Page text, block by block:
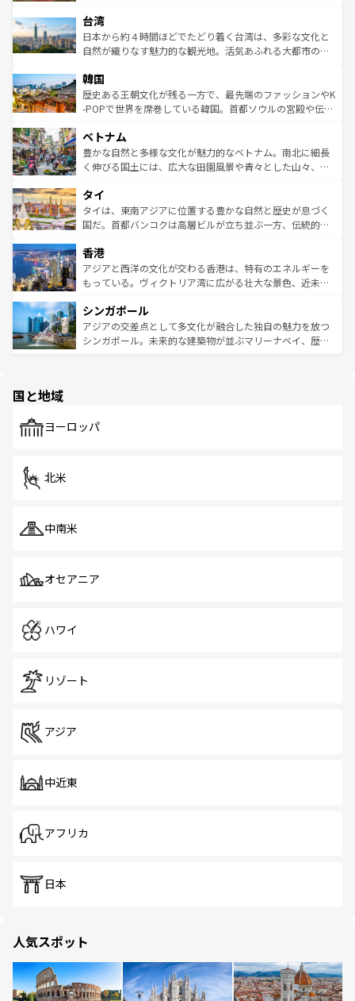
ならではの贅沢な旅のスタイルだ。 なお、新着のアメリカ
情報はコンテンツ一覧を参照してほしい。
れるおもてなしの心で訪れる人々を迎えてくれるハワイの
人々、おいしいローカルフードやハワイアンミュージッ
ク、伝統的なフラダンスなど、すべてがハワイの魅力を彩
ワイを、存分に味わってほしい。 なお、新着のハワイ情報
はコンテンツ一覧を参照してほしい。
リアリーフや大陸中央部にそびえるウルル（エアーズロッ
ク）、タスマニアの美しい原生林やケアンズの熱帯雨林な
ど、見どころがたくさん。また、カフェやワイン、オージ
いる。アクティビティも充実しており、サーフィンやダイ
ビング、ハイキングなど、アウトドア好きにはたまらな
い。オーストラリアの多彩な魅力を存分に味わいつくそ
参照してほしい。
台湾
日本から約４時間ほどでたどり着く台湾は、多彩な文化と
自然が織りなす魅力的な観光地。活気あふれる大都市の台
ン）、静ひつな山岳地帯である台湾東部など、都市の喧騒
と山間の静けさが共存しており、訪れる人に新しい発見と
驚きをもたらしてくれる。また、奥深い台湾の食文化も魅
容にもいいと評判のスイーツなど、バラエティ豊かな料理
が味わえる。 なお、新着の台湾情報は コンテンツ一覧を参
照してほしい。
韓国
歴史ある王朝文化が残る一方で、最先端のファッションやK
-POPで世界を席巻している韓国。首都ソウルの宮殿や伝統
き、地方に足を延ばせば四季折々の自然美を楽しむことが
できる。そして、キムチや焼肉、絶品のストリートフード
まで、さまざまな韓国料理が待っている。夜には、韓国な
リティに包まれながら、韓国の多彩な魅力を心ゆくまで味
わってみてほしい。 なお、新着の韓国情報はコンテンツ一
覧を参照してほしい。
ベトナム
豊かな自然と多様な文化が魅力的なベトナム。南北に細長
く伸びる国土には、広大な田園風景や青々とした山々、世
急速な発展と共に伝統が息づく。ハノイの古い町並みやホ
ーチミン市のフランス統治時代の建物も、独特の雰囲気を
醸し出している。また、バラエティの豊かさとおいしさで
とつ。フォーやバインミー、ベトナムコーヒーなどは、ぜ
ひ現地で味わいたい。どの地域を訪れてもあたたかい人々
が旅行者を迎えてくれるので、きっと忘れられない旅にな
参照してほしい。
タイ
タイは、東南アジアに位置する豊かな自然と歴史が息づく
国だ。首都バンコクは高層ビルが立ち並ぶ一方、伝統的な
の活気が交差している。北部ではチェンマイなどの山岳地
帯で自然と触れ合い、南部ではプーケットやクラビの美し
いビーチでリゾート気分を楽しむことができる。タイ料理
激する。気候は一年中温暖で、どの季節にも異なる楽しみ
が待っている。親しみやすいタイの人々、仏教を中心とし
た文化、そして多様な観光資源が、訪れる旅人を魅了し続
香港
アジアと西洋の文化が交わる香港は、特有のエネルギーを
もっている。ヴィクトリア湾に広がる壮大な景色、近未来
み、どこを訪れても感動するはず。観光スポットが密集し
ており、効率よく見どころを回れるのも魅力。息をのむよ
うな絶景から文化的な体験まで、香港を存分に楽しみ尽く
シンガポール
アジアの交差点として多文化が融合した独自の魅力を放つ
シンガポール。未来的な建築物が並ぶマリーナベイ、歴史
で、ホーカーズは地元の風情を楽しめる外せないスポット
国と地域
ヨーロッパ
北米
中南米
オセアニア
ハワイ
リゾート
アジア
中近東
アフリカ
日本
人気スポット